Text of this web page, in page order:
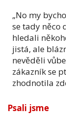
„No my
se tady něco
hledali
jistá, ale
nevěděli
zákazník se
zhodnotila
Psali jsme